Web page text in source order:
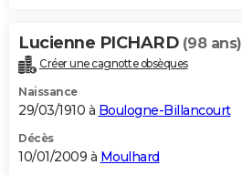
Lucienne PICHARD (98 ans)
Créer une cagnotte obsèques
Naissance
29/03/1910 à Boulogne-Billancourt
Décès
10/01/2009 à Moulhard